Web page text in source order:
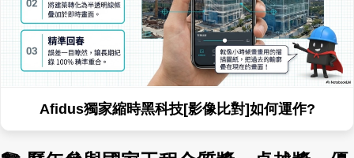
Afidus獨家縮時黑科技[無線免爬梯]Wi-Fi喚醒如何
運作?